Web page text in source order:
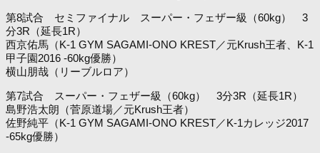
第8試合 セミファイナル スーパー・フェザー級（60kg） 3
分3R（延長1R）
西京佑馬（K-1 GYM SAGAMI-ONO KREST／元Krush王者、K-1
甲子園2016 -60kg優勝）
横山朋哉（リーブルロア）
第7試合 スーパー・フェザー級（60kg） 3分3R（延長1R）
島野浩太朗（菅原道場／元Krush王者）
佐野純平（K-1 GYM SAGAMI-ONO KREST／K-1カレッジ2017
-65kg優勝）